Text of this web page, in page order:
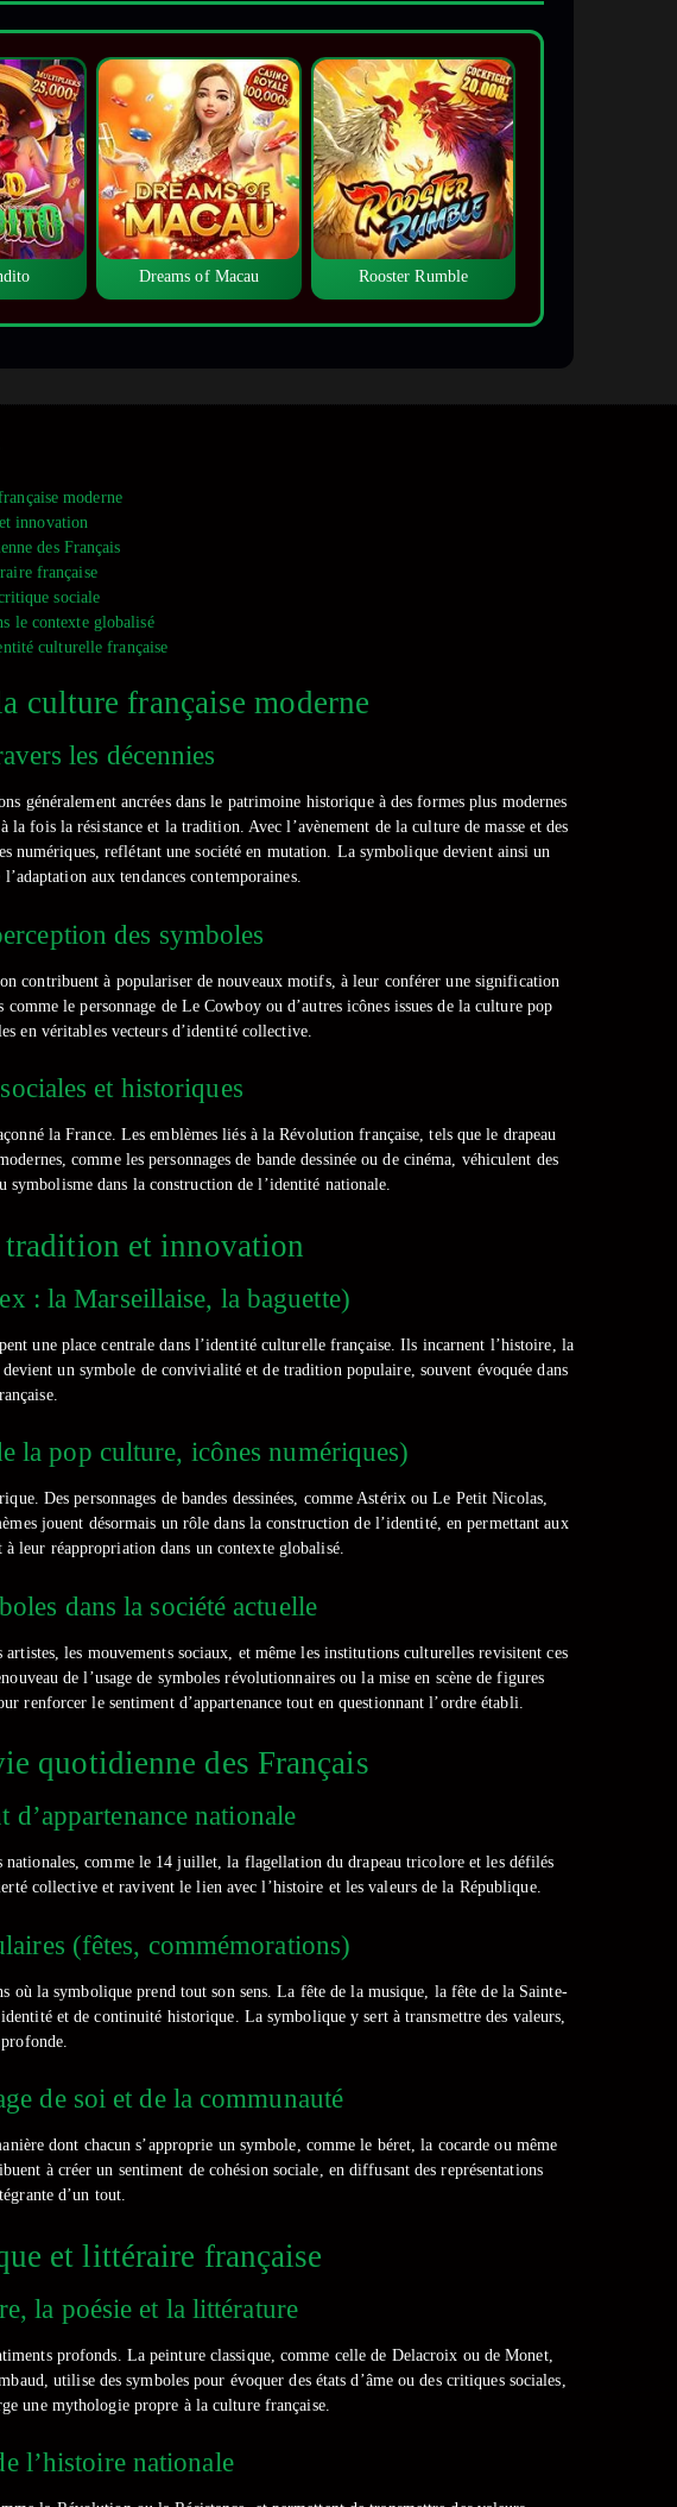
Dreams of Macau Rooster Rumble
moderne
innovation
des Français
française
sociale
le contexte globalisé
culturelle française
culture française moderne
les décennies
généralement ancrées dans le patrimoine historique à des formes plus modernes
fois la résistance et la tradition. Avec l’avènement de la culture de masse et des
numériques, reflétant une société en mutation. La symbolique devient ainsi un
aux tendances contemporaines.
des symboles
contribuent à populariser de nouveaux motifs, à leur conférer une signification
le personnage de Le Cowboy ou d’autres icônes issues de la culture pop
en véritables vecteurs d’identité collective.
et historiques
la France. Les emblèmes liés à la Révolution française, tels que le drapeau
comme les personnages de bande dessinée ou de cinéma, véhiculent des
dans la construction de l’identité nationale.
tradition et innovation
: la Marseillaise, la baguette)
une place centrale dans l’identité culturelle française. Ils incarnent l’histoire, la
un symbole de convivialité et de tradition populaire, souvent évoquée dans
la pop culture, icônes numériques)
Des personnages de bandes dessinées, comme Astérix ou Le Petit Nicolas,
jouent désormais un rôle dans la construction de l’identité, en permettant aux
leur réappropriation dans un contexte globalisé.
dans la société actuelle
les mouvements sociaux, et même les institutions culturelles revisitent ces
de l’usage de symboles révolutionnaires ou la mise en scène de figures
renforcer le sentiment d’appartenance tout en questionnant l’ordre établi.
quotidienne des Français
nationale
nationales, comme le 14 juillet, la flagellation du drapeau tricolore et les défilés
collective et ravivent le lien avec l’histoire et les valeurs de la République.
(fêtes, commémorations)
où la symbolique prend tout son sens. La fête de la musique, la fête de la Sainte-
et de continuité historique. La symbolique y sert à transmettre des valeurs,
de soi et de la communauté
dont chacun s’approprie un symbole, comme le béret, la cocarde ou même
à créer un sentiment de cohésion sociale, en diffusant des représentations
d’un tout.
et littéraire française
la poésie et la littérature
profonds. La peinture classique, comme celle de Delacroix ou de Monet,
utilise des symboles pour évoquer des états d’âme ou des critiques sociales,
une mythologie propre à la culture française.
l’histoire nationale